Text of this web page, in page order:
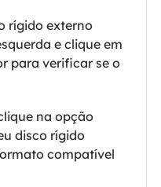
rígido externo
e clique em
para verificar se o
na opção
disco rígido
compatível